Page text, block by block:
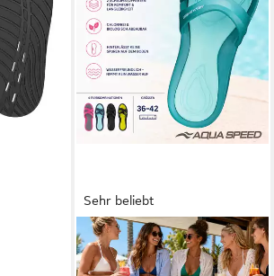
bei dir
Sehr beliebt
AQUA SPEED
Bade- & Freizeitschuh mit